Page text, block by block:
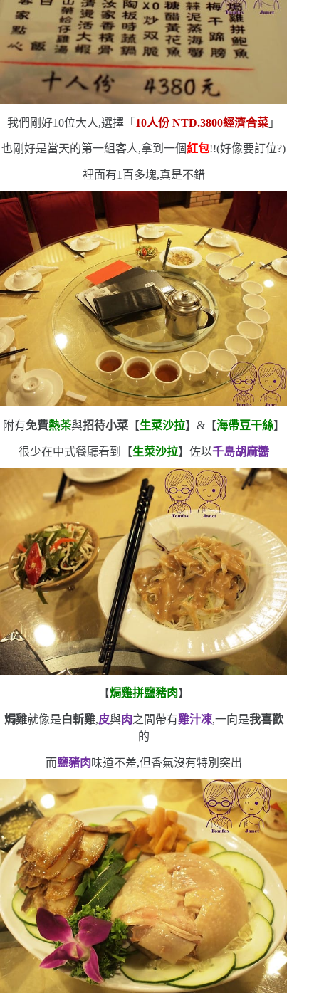
我們剛好10位大人,選擇「 10人份 NTD.3800經濟合菜 」
也剛好是當天的第一組客人,拿到一個紅包!!(好像要訂位?)
裡面有1 百多塊,真是不錯
附有免費熱茶與招待小菜【生菜沙拉】 &【海帶豆干絲】
很少在中式餐廳看到【生菜沙拉】佐以千島胡麻醬
【焗雞拼鹽豬肉】
焗雞就像是白斬雞,皮與肉之間帶有雞汁凍,一向是我喜歡
的
而鹽豬肉味道不差,但香氣沒有特別突出